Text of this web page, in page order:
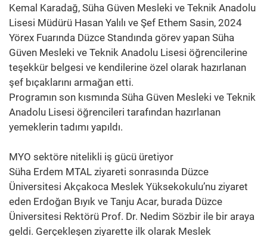
Kemal Karadağ, Süha Güven Mesleki ve Teknik Anadolu
Lisesi Müdürü Hasan Yalılı ve Şef Ethem Sasin, 2024
Yörex Fuarında Düzce Standında görev yapan Süha
Güven Mesleki ve Teknik Anadolu Lisesi öğrencilerine
teşekkür belgesi ve kendilerine özel olarak hazırlanan
şef bıçaklarını armağan etti.
Programın son kısmında Süha Güven Mesleki ve Teknik
Anadolu Lisesi öğrencileri tarafından hazırlanan
yemeklerin tadımı yapıldı.
MYO sektöre nitelikli iş gücü üretiyor
Süha Erdem MTAL ziyareti sonrasında Düzce
Üniversitesi Akçakoca Meslek Yüksekokulu’nu ziyaret
eden Erdoğan Bıyık ve Tanju Acar, burada Düzce
Üniversitesi Rektörü Prof. Dr. Nedim Sözbir ile bir araya
geldi. Gerçekleşen ziyarette ilk olarak Meslek